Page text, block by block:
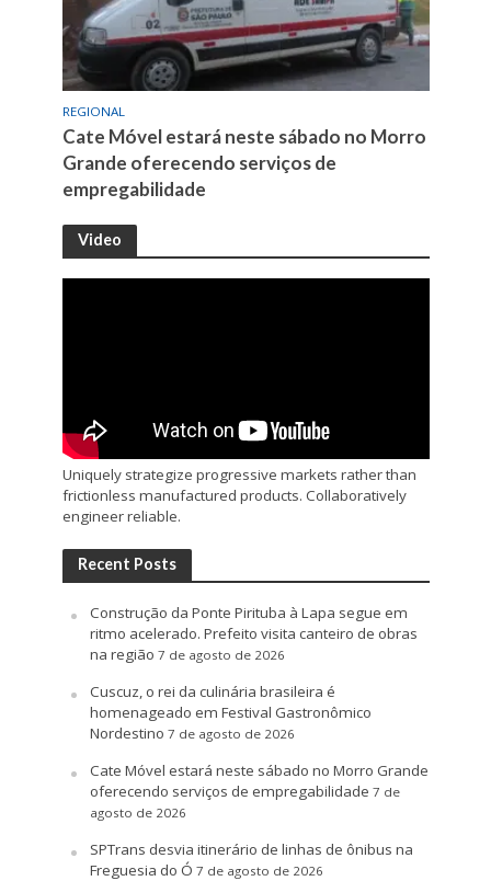
REGIONAL
Cate Móvel estará neste sábado no Morro
Grande oferecendo serviços de
empregabilidade
Video
Uniquely strategize progressive markets rather than
frictionless manufactured products. Collaboratively
engineer reliable.
Recent Posts
Construção da Ponte Pirituba à Lapa segue em
ritmo acelerado. Prefeito visita canteiro de obras
na região 7 de agosto de 2026
Cuscuz, o rei da culinária brasileira é
homenageado em Festival Gastronômico
Nordestino 7 de agosto de 2026
Cate Móvel estará neste sábado no Morro Grande
oferecendo serviços de empregabilidade 7 de
agosto de 2026
SPTrans desvia itinerário de linhas de ônibus na
Freguesia do Ó 7 de agosto de 2026